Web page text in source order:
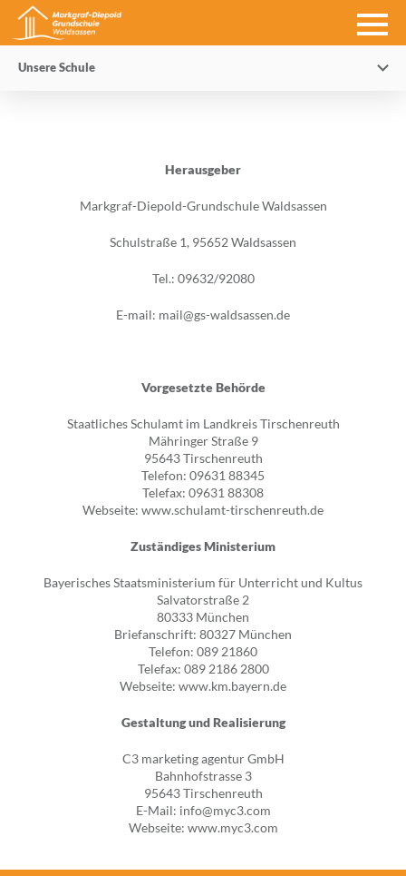
Unsere Schule
Herausgeber
Markgraf-Diepold-Grundschule Waldsassen
Schulstraße 1, 95652 Waldsassen
Tel.: 09632/92080
E-mail: mail@gs-waldsassen.de
Vorgesetzte Behörde
Staatliches Schulamt im Landkreis Tirschenreuth
Mähringer Straße 9
95643 Tirschenreuth
Telefon: 09631 88345
Telefax: 09631 88308
Webseite: www.schulamt-tirschenreuth.de
Zuständiges Ministerium
Bayerisches Staatsministerium für Unterricht und Kultus
Salvatorstraße 2
80333 München
Briefanschrift: 80327 München
Telefon: 089 21860
Telefax: 089 2186 2800
Webseite: www.km.bayern.de
Gestaltung und Realisierung
C3 marketing agentur GmbH
Bahnhofstrasse 3
95643 Tirschenreuth
E-Mail: info@myc3.com
Webseite: www.myc3.com